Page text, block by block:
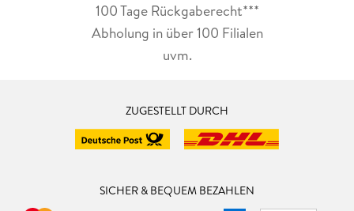
100 Tage Rückgaberecht***
Abholung in über 100 Filialen
uvm.
ZUGESTELLT DURCH
SICHER & BEQUEM BEZAHLEN